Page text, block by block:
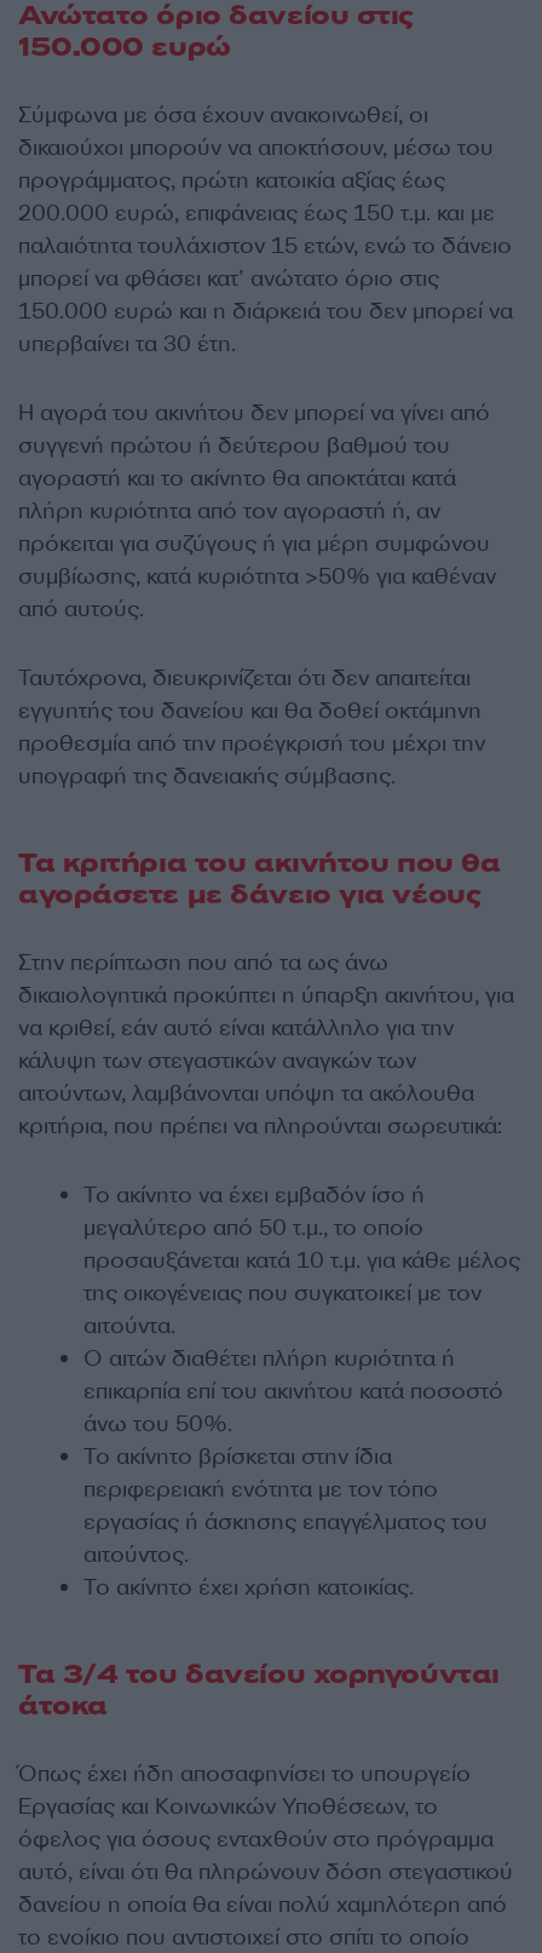
Ανώτατο όριο δανείου στις
150.000 ευρώ
Σύμφωνα με όσα έχουν ανακοινωθεί, οι
δικαιούχοι μπορούν να αποκτήσουν, μέσω του
προγράμματος, πρώτη κατοικία αξίας έως
200.000 ευρώ, επιφάνειας έως 150 τ.μ. και με
παλαιότητα τουλάχιστον 15 ετών, ενώ το δάνειο
μπορεί να φθάσει κατ’ ανώτατο όριο στις
150.000 ευρώ και η διάρκειά του δεν μπορεί να
υπερβαίνει τα 30 έτη.
Η αγορά του ακινήτου δεν μπορεί να γίνει από
συγγενή πρώτου ή δεύτερου βαθμού του
αγοραστή και το ακίνητο θα αποκτάται κατά
πλήρη κυριότητα από τον αγοραστή ή, αν
πρόκειται για συζύγους ή για μέρη συμφώνου
συμβίωσης, κατά κυριότητα >50% για καθέναν
από αυτούς.
Ταυτόχρονα, διευκρινίζεται ότι δεν απαιτείται
εγγυητής του δανείου και θα δοθεί οκτάμηνη
προθεσμία από την προέγκρισή του μέχρι την
υπογραφή της δανειακής σύμβασης.
Τα κριτήρια του ακινήτου που θα
αγοράσετε με δάνειο για νέους
Στην περίπτωση που από τα ως άνω
δικαιολογητικά προκύπτει η ύπαρξη ακινήτου, για
να κριθεί, εάν αυτό είναι κατάλληλο για την
κάλυψη των στεγαστικών αναγκών των
αιτούντων, λαμβάνονται υπόψη τα ακόλουθα
κριτήρια, που πρέπει να πληρούνται σωρευτικά:
Το ακίνητο να έχει εμβαδόν ίσο ή
μεγαλύτερο από 50 τ.μ., το οποίο
προσαυξάνεται κατά 10 τ.μ. για κάθε μέλος
της οικογένειας που συγκατοικεί με τον
αιτούντα.
Ο αιτών διαθέτει πλήρη κυριότητα ή
επικαρπία επί του ακινήτου κατά ποσοστό
άνω του 50%.
Το ακίνητο βρίσκεται στην ίδια
περιφερειακή ενότητα με τον τόπο
εργασίας ή άσκησης επαγγέλματος του
αιτούντος.
Το ακίνητο έχει χρήση κατοικίας.
Τα 3/4 του δανείου χορηγούνται
άτοκα
Όπως έχει ήδη αποσαφηνίσει το υπουργείο
Εργασίας και Κοινωνικών Υποθέσεων, το
όφελος για όσους ενταχθούν στο πρόγραμμα
αυτό, είναι ότι θα πληρώνουν δόση στεγαστικού
δανείου η οποία θα είναι πολύ χαμηλότερη από
το ενοίκιο που αντιστοιχεί στο σπίτι το οποίο